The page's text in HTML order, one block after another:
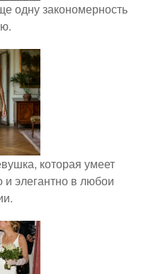
одну закономерность
которая умеет
и элегантно в любои